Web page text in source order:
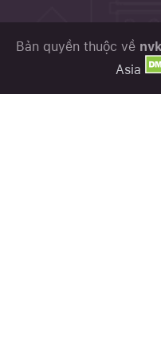
Bản quyền thuộc về
Asia